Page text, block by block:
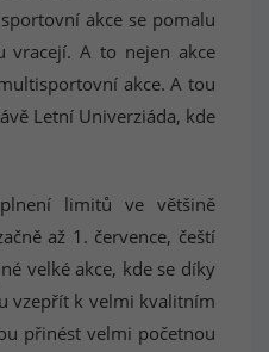
akce se pomalu
vracejí. A to nejen akce
akce. A tou
Letní Univerziáda, kde
limitů ve většině
až 1. července, čeští
velké akce, kde se díky
vzepřít k velmi kvalitním
přinést velmi početnou